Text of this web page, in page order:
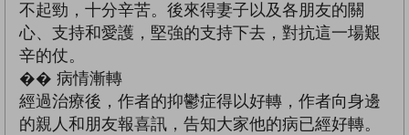
不起勁，十分辛苦。後來得妻子以及各朋友的關
心、支持和愛護，堅強的支持下去，對抗這一場艱
辛的仗。
�� 病情漸轉
經過治療後，作者的抑鬱症得以好轉，作者向身邊
的親人和朋友報喜訊，告知大家他的病已經好轉。